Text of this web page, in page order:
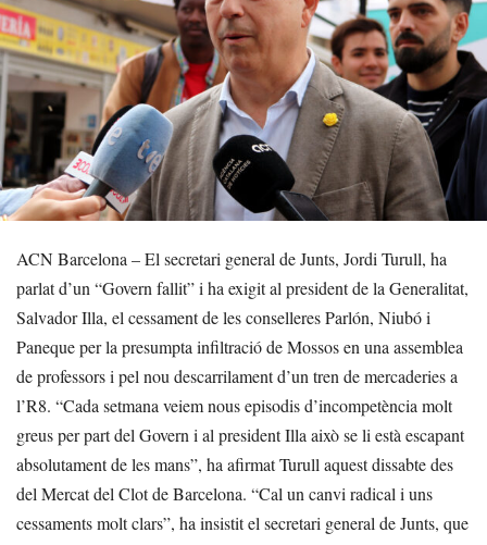
ACN Barcelona – El secretari general de Junts, Jordi Turull, ha
parlat d’un “Govern fallit” i ha exigit al president de la Generalitat,
Salvador Illa, el cessament de les conselleres Parlón, Niubó i
Paneque per la presumpta infiltració de Mossos en una assemblea
de professors i pel nou descarrilament d’un tren de mercaderies a
l’R8. “Cada setmana veiem nous episodis d’incompetència molt
greus per part del Govern i al president Illa això se li està escapant
absolutament de les mans”, ha afirmat Turull aquest dissabte des
del Mercat del Clot de Barcelona. “Cal un canvi radical i uns
cessaments molt clars”, ha insistit el secretari general de Junts, que